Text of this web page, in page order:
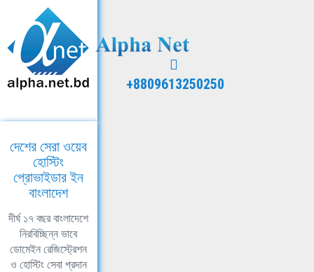
+8809613250250
দেশের সেরা ওয়েব
হোস্টিং
প্রোভাইডার ইন
বাংলাদেশ
দীর্ঘ ১৭ বছর বাংলাদেশে
নিরবিচ্ছিন্ন ভাবে
ডোমেইন রেজিস্ট্রেশন
ও হোস্টিং সেবা প্রদান